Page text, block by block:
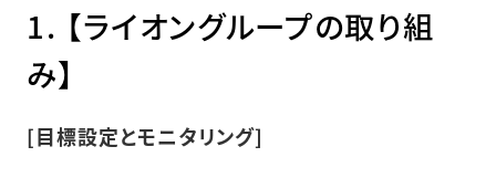
1. 【ライオングループの取り組
み】
[目標設定とモニタリング]